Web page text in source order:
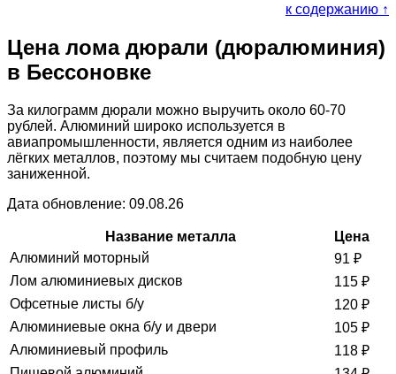
к содержанию ↑
Цена лома дюрали (дюралюминия)
в Бессоновке
За килограмм дюрали можно выручить около 60-70
рублей. Алюминий широко используется в
авиапромышленности, является одним из наиболее
лёгких металлов, поэтому мы считаем подобную цену
заниженной.
Дата обновление: 09.08.26
Название металла
Цена
Алюминий моторный
91 ₽
Лом алюминиевых дисков
115 ₽
Офсетные листы б/у
120 ₽
Алюминиевые окна б/у и двери
105 ₽
Алюминиевый профиль
118 ₽